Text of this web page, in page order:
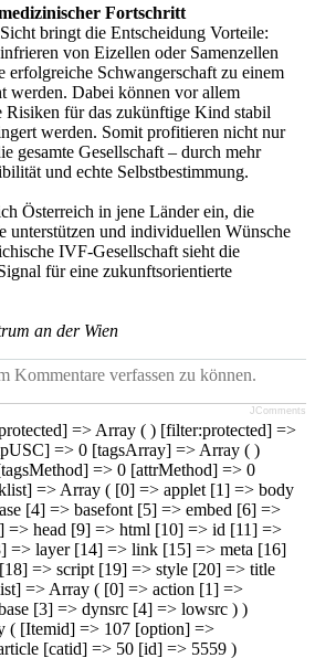
Fortschritt
bringt die Entscheidung Vorteile:
von Eizellen oder Samenzellen
erfolgreiche Schwangerschaft zu einem
werden. Dabei können vor allem
Risiken für das zukünftige Kind stabil
werden. Somit profitieren nicht nur
gesamte Gesellschaft – durch mehr
und echte Selbstbestimmung.
Österreich in jene Länder ein, die
unterstützen und individuellen Wünsche
IVF-Gesellschaft sieht die
für eine zukunftsorientierte
an der Wien
Kommentare verfassen zu können.
JComments
=> Array ( ) [filter:protected] =>
=> 0 [tagsArray] => Array ( )
=> 0 [attrMethod] => 0
=> Array ( [0] => applet [1] => body
[4] => basefont [5] => embed [6] =>
=> head [9] => html [10] => id [11] =>
=> layer [14] => link [15] => meta [16]
=> script [19] => style [20] => title
=> Array ( [0] => action [1] =>
[3] => dynsrc [4] => lowsrc ) )
( [Itemid] => 107 [option] =>
[catid] => 50 [id] => 5559 )